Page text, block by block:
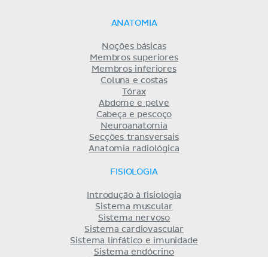
ANATOMIA
Noções básicas
Membros superiores
Membros inferiores
Coluna e costas
Tórax
Abdome e pelve
Cabeça e pescoço
Neuroanatomia
Secções transversais
Anatomia radiológica
FISIOLOGIA
Introdução à fisiologia
Sistema muscular
Sistema nervoso
Sistema cardiovascular
Sistema linfático e imunidade
Sistema endócrino